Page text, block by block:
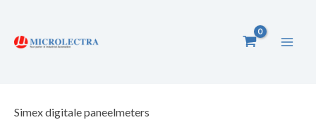
naar
Simex digitale paneelmeters